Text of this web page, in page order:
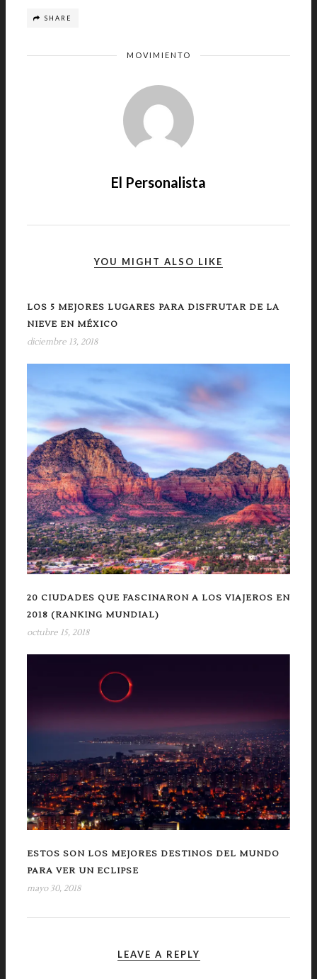
SHARE
MOVIMIENTO
El Personalista
YOU MIGHT ALSO LIKE
LOS 5 MEJORES LUGARES PARA DISFRUTAR DE LA
NIEVE EN MÉXICO
diciembre 13, 2018
20 CIUDADES QUE FASCINARON A LOS VIAJEROS EN
2018 (RANKING MUNDIAL)
octubre 15, 2018
ESTOS SON LOS MEJORES DESTINOS DEL MUNDO
PARA VER UN ECLIPSE
mayo 30, 2018
LEAVE A REPLY